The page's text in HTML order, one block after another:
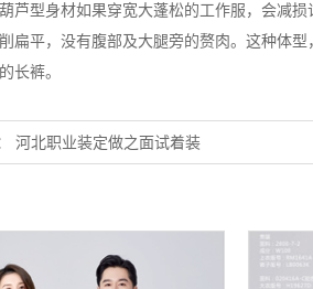
芦型身材如果穿宽大蓬松的工作服，会减
扁平，没有腹部及大腿旁的赘肉。这种体
长裤。
河北职业装定做之面试着装